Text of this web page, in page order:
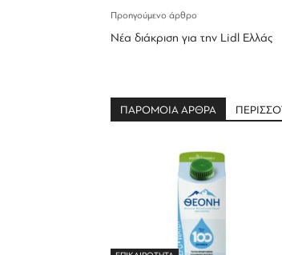
Προηγούμενο άρθρο
Νέα διάκριση για την Lidl Ελλάς
ΠΑΡΟΜΟΙΑ ΑΡΘΡΑ